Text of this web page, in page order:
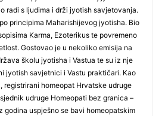
radi s ljudima i drži jyotish savjetovanja.
principima Maharishijevog jyotisha. Bio
Karma, Ezoterikus te povremeno
Gostovao je u nekoliko emisija na
školu jyotisha i Vastua te su iz nje
jyotish savjetnici i Vastu praktičari. Kao
registrirani homeopat Hrvatske udruge
udruge Homeopati bez granica –
godina uspješno se bavi homeopatskim